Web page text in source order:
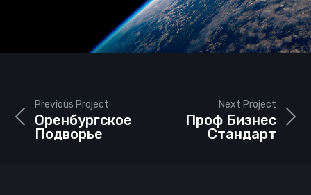
Next Project
Проф Бизнес
Стандарт
Previous Project
Оренбургское
Подворье